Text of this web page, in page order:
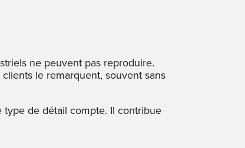
ne peuvent pas reproduire.
le remarquent, souvent sans
type de détail compte. Il contribue